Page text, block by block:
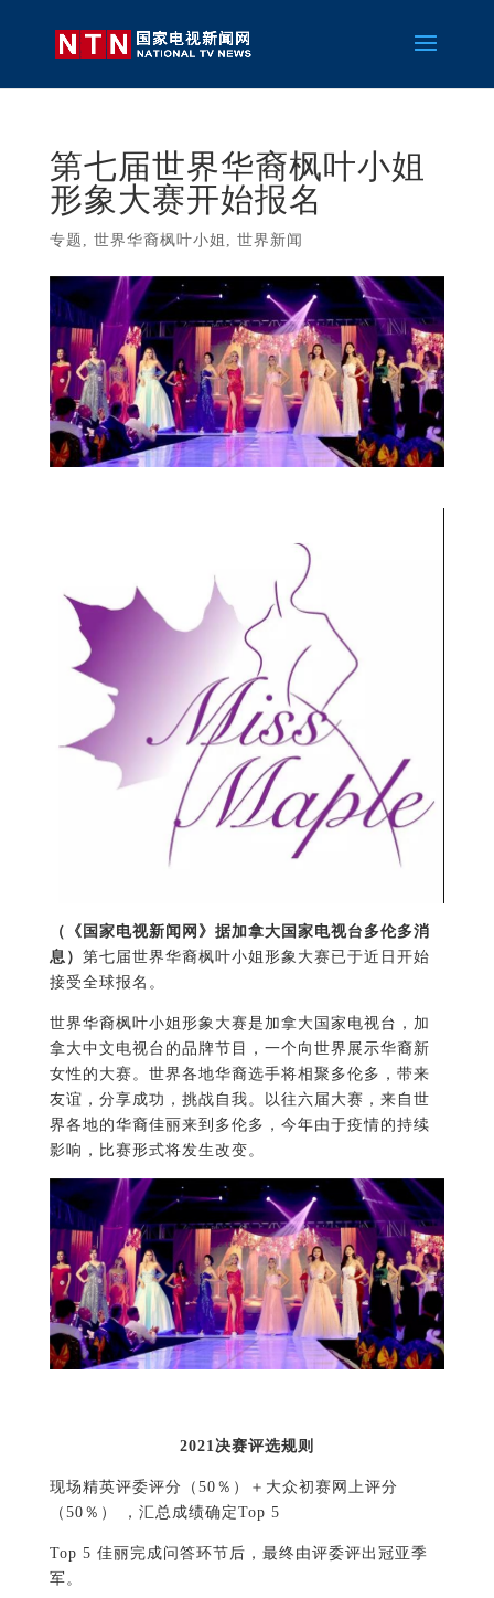
第七届世界华裔枫叶小姐
形象大赛开始报名
专题 , 世界华裔枫叶小姐 , 世界新闻
（《国家电视新闻网》据加拿大国家电视台多伦多消
息） 第七届世界华裔枫叶小姐形象大赛已于近日开始
接受全球报名。
世界华裔枫叶小姐形象大赛是加拿大国家电视台，加
拿大中文电视台的品牌节目，一个向世界展示华裔新
女性的大赛。世界各地华裔选手将相聚多伦多，带来
友谊，分享成功，挑战自我。以往六届大赛，来自世
界各地的华裔佳丽来到多伦多，今年由于疫情的持续
影响，比赛形式将发生改变。
2021决赛评选规则
现场精英评委评分（50％）＋大众初赛网上评分
（50％） ，汇总成绩确定Top 5
Top 5 佳丽完成问答环节后，最终由评委评出冠亚季
军。